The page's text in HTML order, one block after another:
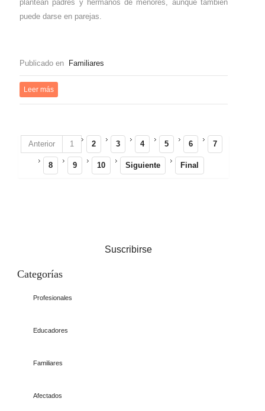
plantean padres y hermanos de menores, aunque también
puede darse en parejas.
Publicado en Familiares
Leer más
Anterior 1 2 3 4 5 6 7
8 9 10 Siguiente Final
Suscribirse
Categorías
Profesionales
Educadores
Familiares
Afectados